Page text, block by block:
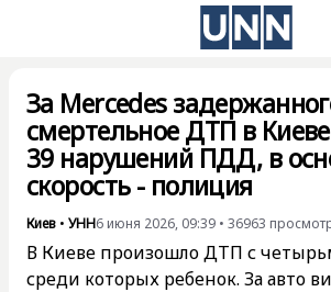
За Mercedes
смертельное ДТП в
39 нарушений ПДД, в
скорость - полиция
Киев • УНН6 июня 2026, 09:39 • 36963
В Киеве произошло ДТП с
среди которых ребенок. За авто